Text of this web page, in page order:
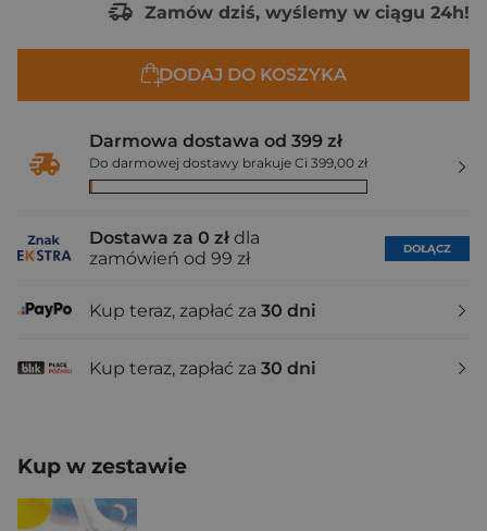
Zamów dziś, wyślemy w ciągu 24h!
DODAJ DO KOSZYKA
Darmowa dostawa od 399 zł
Do darmowej dostawy brakuje Ci 399,00 zł
Dostawa za 0 zł dla
zamówień od 99 zł
DOŁĄCZ
Kup teraz, zapłać za 30 dni
Kup teraz, zapłać za 30 dni
Kup w zestawie